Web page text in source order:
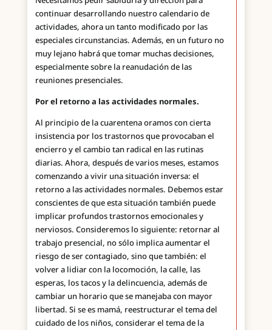
continuar desarrollando nuestro calendario de
actividades, ahora un tanto modificado por las
especiales circunstancias. Además, en un futuro no
muy lejano habrá que tomar muchas decisiones,
especialmente sobre la reanudación de las
reuniones presenciales.
Por el retorno a las actividades normales.
Al principio de la cuarentena oramos con cierta
insistencia por los trastornos que provocaban el
encierro y el cambio tan radical en las rutinas
diarias. Ahora, después de varios meses, estamos
comenzando a vivir una situación inversa: el
retorno a las actividades normales. Debemos estar
conscientes de que esta situación también puede
implicar profundos trastornos emocionales y
nerviosos. Consideremos lo siguiente: retornar al
trabajo presencial, no sólo implica aumentar el
riesgo de ser contagiado, sino que también: el
volver a lidiar con la locomoción, la calle, las
esperas, los tacos y la delincuencia, además de
cambiar un horario que se manejaba con mayor
libertad. Si se es mamá, reestructurar el tema del
cuidado de los niños, considerar el tema de la